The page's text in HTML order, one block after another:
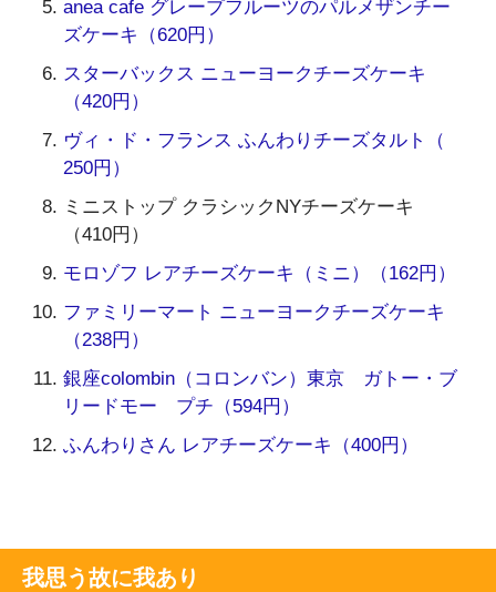
anea cafe グレープフルーツのパルメザンチー
ズケーキ（620円）
スターバックス ニューヨークチーズケーキ
（420円）
ヴィ・ド・フランス ふんわりチーズタルト（
250円）
ミニストップ クラシックNYチーズケーキ
（410円）
モロゾフ レアチーズケーキ（ミニ）（162円）
ファミリーマート ニューヨークチーズケーキ
（238円）
銀座colombin（コロンバン）東京 ガトー・ブ
リードモー プチ（594円）
ふんわりさん レアチーズケーキ（400円）
我思う故に我あり